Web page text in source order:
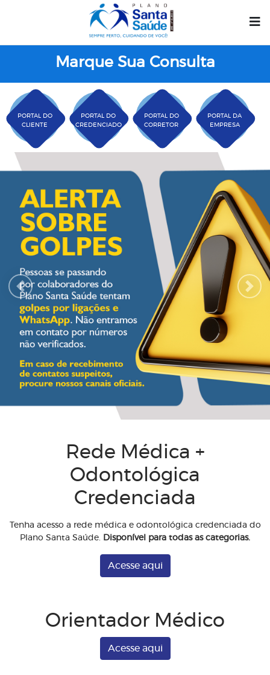
Marque Sua Consulta
PORTAL DO
CLIENTE
PORTAL DO
CREDENCIADO
PORTAL DO
CORRETOR
PORTAL DA
EMPRESA
Plano Santa Casa
Previous Next
Rede Médica +
Odontológica
Credenciada
Tenha acesso a rede médica e odontológica credenciada do
Plano Santa Saúde. Disponível para todas as categorias.
Acesse aqui
Orientador Médico
Acesse aqui